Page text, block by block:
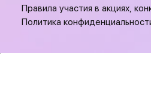
Правила участия в акциях,
Политика